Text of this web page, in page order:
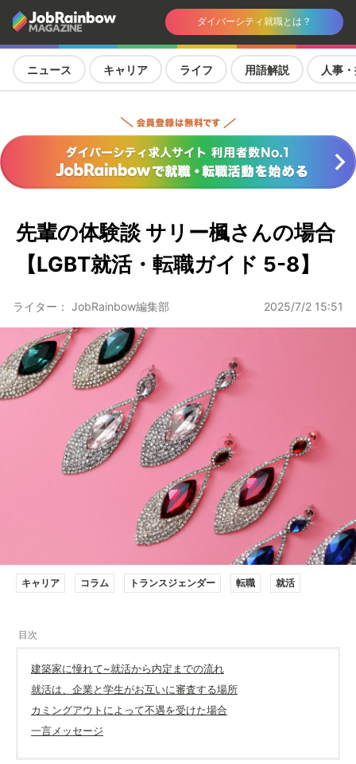
ダイバーシティ就職とは？
ニュース キャリア ライフ 用語解説 人事
先輩の体験談 サリー楓さんの場合
【LGBT就活・転職ガイド 5-8】
ライター： JobRainbow編集部 2025/7/2 15:51
キャリア コラム トランスジェンダー 転職 就活
建築家に憧れて~就活から内定までの流れ
就活は、企業と学生がお互いに審査する場所
カミングアウトによって不遇を受けた場合
一言メッセージ